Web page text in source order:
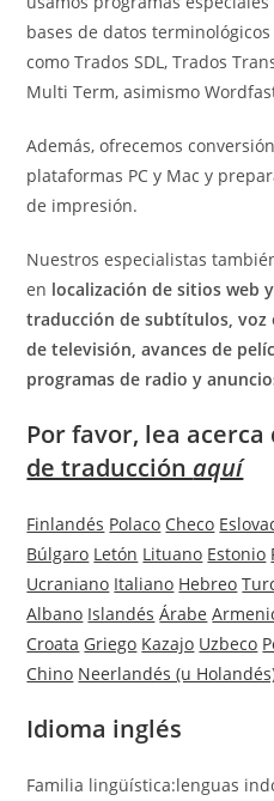
bases de datos
como Trados SDL, Trados
Multi Term, asimismo
Además, ofrecemos
plataformas PC y Mac y
de impresión.
Nuestros especialistas
en localización de sitios web
traducción de subtítulos,
de televisión, avances de
programas de radio y
Por favor, lea
de traducción aquí
Finlandés Polaco Checo
Búlgaro Letón Lituano Estonio
Ucraniano Italiano Hebreo
Albano Islandés Árabe
Croata Griego Kazajo Uzbeco
Chino Neerlandés (u
Idioma inglés
Familia lingüística:lenguas